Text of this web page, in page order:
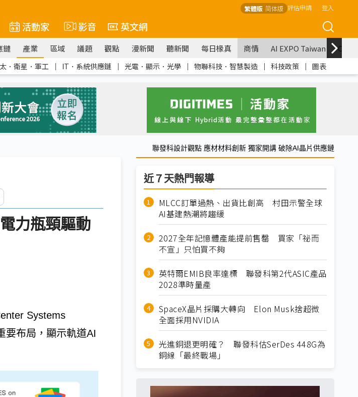
繁體版 简体版 評估申請 登入
活動家 影音 英文網
鏈 產業 區域 議題 觀點 漫新聞 聽新聞 每日椽真 商情 AI EXPO Taiwan
．衛星．軍工 ｜ IT．系統供應鏈 ｜ 光電．顯示．光學 ｜ 物聯科技．智慧製造 ｜ 科技政策 ｜ 圖表
聯發科設計觀點 應材材料創新 獨家開講 破除AI晶片供應鏈
力瓶頸驅動
Systems
要布局，顯示軌道AI
近７天熱門報導
MLCC訂單過熱、出貨比創高 村田示警全球
AI基建熱潮將趨緩
2027全年記憶體產能提前售罄 買家「祕而
不宣」只怕買不夠
英特爾EMIB良率達標 聯發科第2代ASIC產品
2028準時量產
SpaceX晶片採購大轉向 Elon Musk捨超微
全面採用NVIDIA
光進銅退更明確？ 聯發科估SerDes 448G為
銅線「最終戰場」